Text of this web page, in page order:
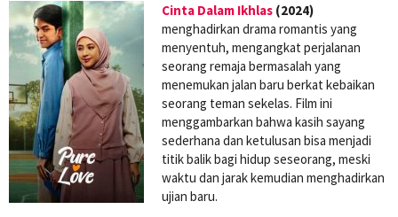
Cinta Dalam Ikhlas (2024)
menghadirkan drama romantis yang
menyentuh, mengangkat perjalanan
seorang remaja bermasalah yang
menemukan jalan baru berkat kebaikan
seorang teman sekelas. Film ini
menggambarkan bahwa kasih sayang
sederhana dan ketulusan bisa menjadi
titik balik bagi hidup seseorang, meski
waktu dan jarak kemudian menghadirkan
ujian baru.